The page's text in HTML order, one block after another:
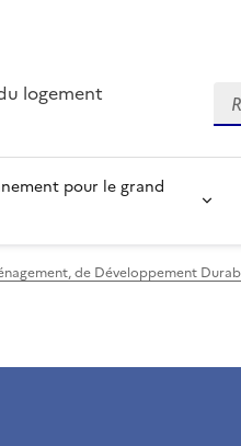
logement
pour le grand
de Développement